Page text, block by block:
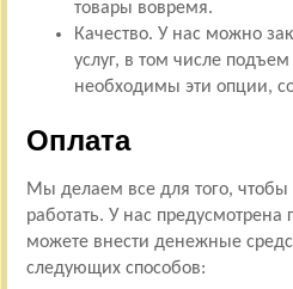
товары вовремя.
Качество. У нас можно
услуг, в том числе
необходимы эти опции,
Оплата
Мы делаем все для того,
работать. У нас
можете внести денежные
следующих способов: